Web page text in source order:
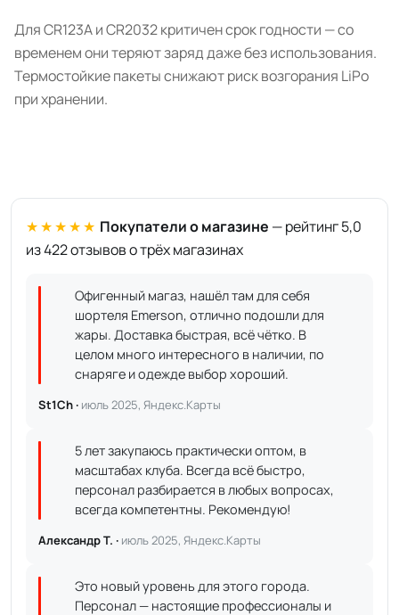
Для CR123A и CR2032 критичен срок годности — со
временем они теряют заряд даже без использования.
Термостойкие пакеты снижают риск возгорания LiPo
при хранении.
★★★★★ Покупатели о магазине — рейтинг 5,0
из 422 отзывов о трёх магазинах
Офигенный магаз, нашёл там для себя
шортеля Emerson, отлично подошли для
жары. Доставка быстрая, всё чётко. В
целом много интересного в наличии, по
снаряге и одежде выбор хороший.
St1Ch · июль 2025, Яндекс.Карты
5 лет закупаюсь практически оптом, в
масштабах клуба. Всегда всё быстро,
персонал разбирается в любых вопросах,
всегда компетентны. Рекомендую!
Александр Т. · июль 2025, Яндекс.Карты
Это новый уровень для этого города.
Персонал — настоящие профессионалы и